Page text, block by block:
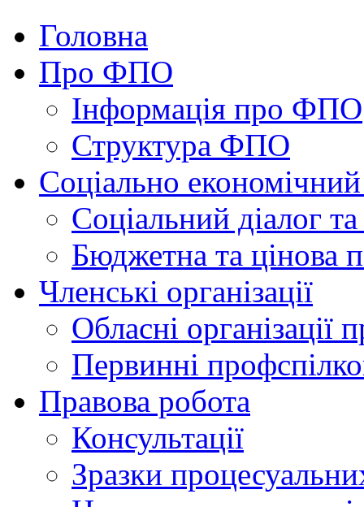
Головна
Про ФПО
Інформація про ФПО
Структура ФПО
Соціально
Соціальний діалог
Бюджетна та цінова
Членські організації
Обласні організації
Первинні
Правова робота
Консультації
Зразки